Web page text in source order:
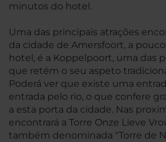
minutos do hotel.
Uma das principais atrações
da cidade de Amersfoort, a
hotel, é a Koppelpoort, uma das
que retém o seu aspeto
Poderá ver que existe uma
entrada pelo rio, o que confere
a esta porta da cidade. Nas
encontrará a Torre Onze Lieve
também denominada "Torre de